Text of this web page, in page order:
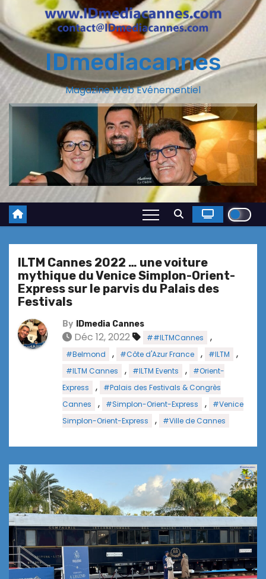
IDmediacannes
Magazine Web Evénementiel
ILTM Cannes 2022 … une voiture
mythique du Venice Simplon-Orient-
Express sur le parvis du Palais des
Festivals
By IDmedia Cannes
Déc 12, 2022 ##ILTMCannes ,
#Belmond , #Côte d'Azur France , #ILTM ,
#ILTM Cannes , #ILTM Events ,
#Orient-
Express
,
#Palais des Festivals & Congrès
Cannes
, #Simplon-Orient-Express ,
#Venice
Simplon-Orient-Express
, #Ville de Cannes